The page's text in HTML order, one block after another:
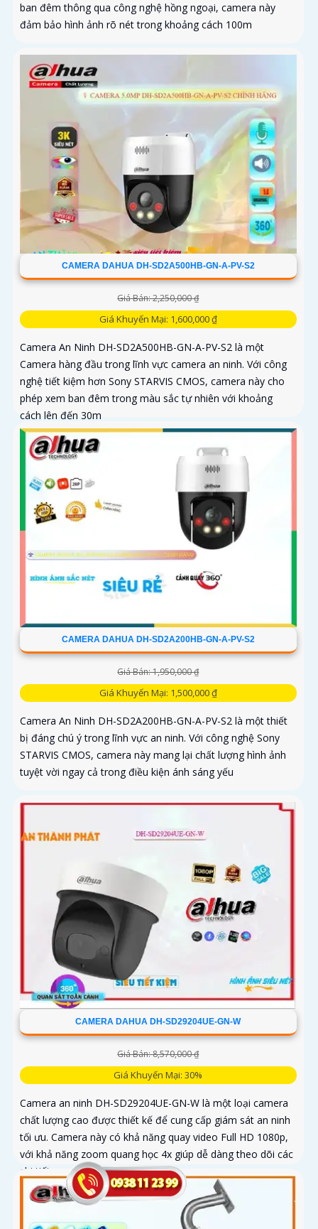
ban đêm thông qua công nghệ hồng ngoại, camera này
đảm bảo hình ảnh rõ nét trong khoảng cách 100m
CAMERA DAHUA DH-SD2A500HB-GN-A-PV-S2
Giá Bán: 2,250,000 ₫
Giá Khuyến Mại: 1,600,000 ₫
Camera An Ninh DH-SD2A500HB-GN-A-PV-S2 là một
Camera hàng đầu trong lĩnh vực camera an ninh. Với công
nghệ tiết kiệm hơn Sony STARVIS CMOS, camera này cho
phép xem ban đêm trong màu sắc tự nhiên với khoảng
cách lên đến 30m
CAMERA DAHUA DH-SD2A200HB-GN-A-PV-S2
Giá Bán: 1,950,000 ₫
Giá Khuyến Mại: 1,500,000 ₫
Camera An Ninh DH-SD2A200HB-GN-A-PV-S2 là một thiết
bị đáng chú ý trong lĩnh vực an ninh. Với công nghệ Sony
STARVIS CMOS, camera này mang lại chất lượng hình ảnh
tuyệt vời ngay cả trong điều kiện ánh sáng yếu
CAMERA DAHUA DH-SD29204UE-GN-W
Giá Bán: 8,570,000 ₫
Giá Khuyến Mại: 30%
Camera an ninh DH-SD29204UE-GN-W là một loại camera
chất lượng cao được thiết kế để cung cấp giám sát an ninh
tối ưu. Camera này có khả năng quay video Full HD 1080p,
với khả năng zoom quang học 4x giúp dễ dàng theo dõi các
chi tiết